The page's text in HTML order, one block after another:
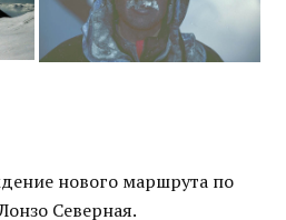
нового маршрута по
Северная.